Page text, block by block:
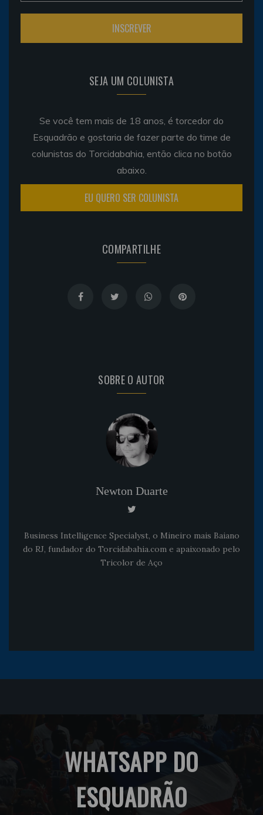
SEJA UM COLUNISTA
Se você tem mais de 18 anos, é torcedor do
Esquadrão e gostaria de fazer parte do time de
colunistas do Torcidabahia, então clica no botão
abaixo.
EU QUERO SER COLUNISTA
COMPARTILHE
SOBRE O AUTOR
Newton Duarte
Business Intelligence Specialyst, o Mineiro mais Baiano
do RJ, fundador do Torcidabahia.com e apaixonado pelo
Tricolor de Aço
WHATSAPP DO
ESQUADRÃO